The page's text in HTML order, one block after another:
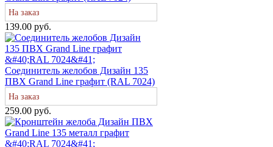
На заказ
139.00 руб.
Соединитель желобов Дизайн 135
ПВХ Grand Line графит (RAL 7024)
На заказ
259.00 руб.